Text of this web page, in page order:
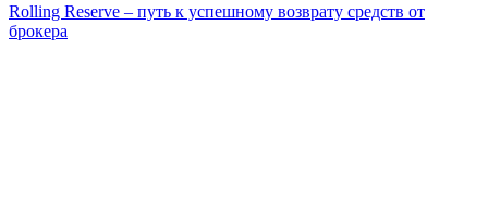
Rolling Reserve – путь к успешному возврату средств от
брокера